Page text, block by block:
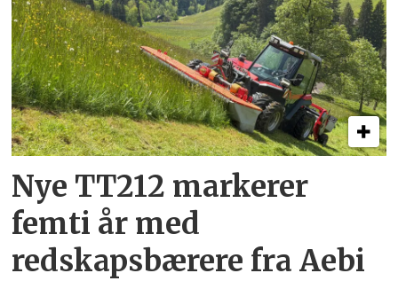
Nye TT212 markerer
femti år­ med
redskapsbærere fra Aebi